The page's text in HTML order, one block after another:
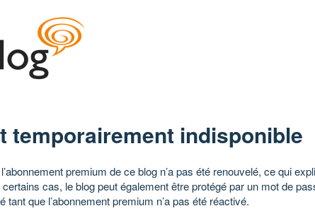
temporairement indisponible
premium de ce blog n’a pas été renouvelé, ce qui
cas, le blog peut également être protégé par un mot de
tant que l’abonnement premium n’a pas été réactivé.